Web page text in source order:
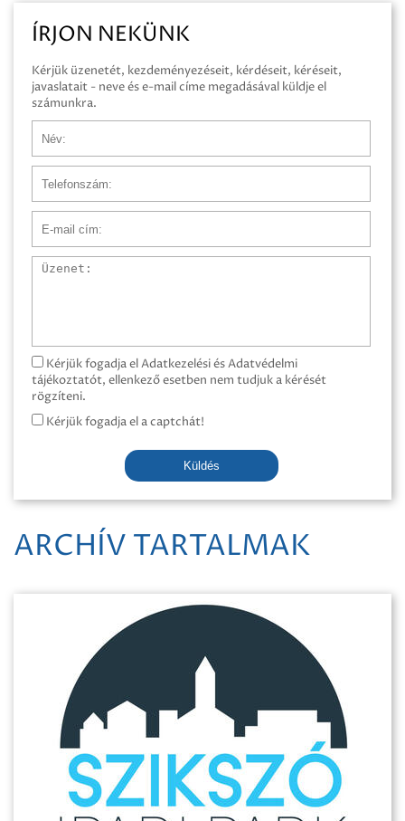
ÍRJON NEKÜNK
Kérjük üzenetét, kezdeményezéseit, kérdéseit, kéréseit,
javaslatait - neve és e-mail címe megadásával küldje el
számunkra.
Üzenet
Kérjük fogadja el Adatkezelési és Adatvédelmi
tájékoztatót, ellenkező esetben nem tudjuk a kérését
rögzíteni.
Kérjük fogadja el a captchát!
Küldés
ARCHÍV TARTALMAK